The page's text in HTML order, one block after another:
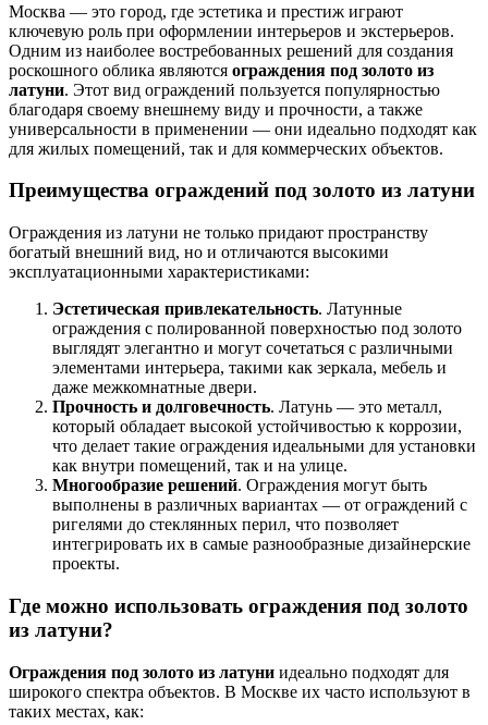
Москва — это город, где эстетика и престиж играют
ключевую роль при оформлении интерьеров и экстерьеров.
Одним из наиболее востребованных решений для создания
роскошного облика являются ограждения под золото из
латуни. Этот вид ограждений пользуется популярностью
благодаря своему внешнему виду и прочности, а также
универсальности в применении — они идеально подходят как
для жилых помещений, так и для коммерческих объектов.
Преимущества ограждений под золото из латуни
Ограждения из латуни не только придают пространству
богатый внешний вид, но и отличаются высокими
эксплуатационными характеристиками:
Эстетическая привлекательность. Латунные
ограждения с полированной поверхностью под золото
выглядят элегантно и могут сочетаться с различными
элементами интерьера, такими как зеркала, мебель и
даже межкомнатные двери.
Прочность и долговечность. Латунь — это металл,
который обладает высокой устойчивостью к коррозии,
что делает такие ограждения идеальными для установки
как внутри помещений, так и на улице.
Многообразие решений. Ограждения могут быть
выполнены в различных вариантах — от ограждений с
ригелями до стеклянных перил, что позволяет
интегрировать их в самые разнообразные дизайнерские
проекты.
Где можно использовать ограждения под золото
из латуни?
Ограждения под золото из латуни идеально подходят для
широкого спектра объектов. В Москве их часто используют в
таких местах, как: